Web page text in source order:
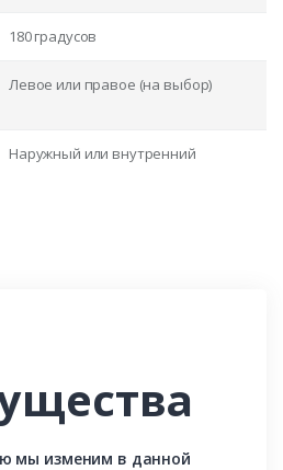
180 градусов
Левое или правое (на выбор)
Наружный или внутренний
мы изменим в данной